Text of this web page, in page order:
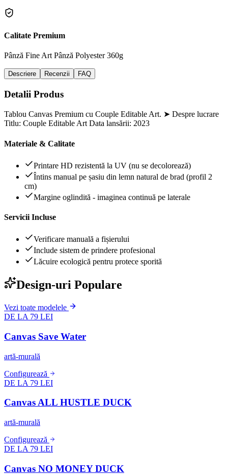
Calitate Premium
Pânză Fine Art Pânză Polyester 360g
Descriere Recenzii FAQ
Detalii Produs
Tablou Canvas Premium cu Couple Editable Art. ➤ Despre lucrare
Titlu: Couple Editable Art Data lansării: 2023
Materiale & Calitate
Printare HD rezistentă la UV (nu se decolorează)
Întins manual pe șasiu din lemn natural de brad (profil 2
cm)
Margine oglindită - imaginea continuă pe laterale
Servicii Incluse
Verificare manuală a fișierului
Include sistem de prindere profesional
Lăcuire ecologică pentru protece sporită
Design-uri Populare
Vezi toate modelele
DE LA 79 LEI
Canvas Save Water
artă-murală
Configurează
DE LA 79 LEI
Canvas ALL HUSTLE DUCK
artă-murală
Configurează
DE LA 79 LEI
Canvas NO MONEY DUCK